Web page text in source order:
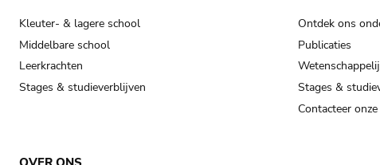
Kleuter- & lagere school
Middelbare school
Leerkrachten
Stages & studieverblijven
Ontdek ons
Publicaties
Stages &
Contacteer